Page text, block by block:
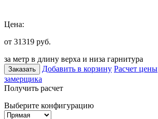
Цена:
от 31319 руб.
за метр в длину верха и низа гарнитура
Заказать Добавить в корзину Расчет цены
замерщика
Получить расчет
Выберите конфигурацию